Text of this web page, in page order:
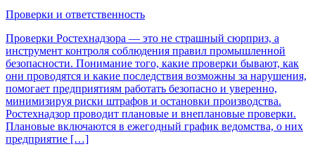
Проверки и ответственность
Проверки Ростехнадзора — это не страшный сюрприз, а
инструмент контроля соблюдения правил промышленной
безопасности. Понимание того, какие проверки бывают, как
они проводятся и какие последствия возможны за нарушения,
помогает предприятиям работать безопасно и уверенно,
минимизируя риски штрафов и остановки производства.
Ростехнадзор проводит плановые и внеплановые проверки.
Плановые включаются в ежегодный график ведомства, о них
предприятие […]